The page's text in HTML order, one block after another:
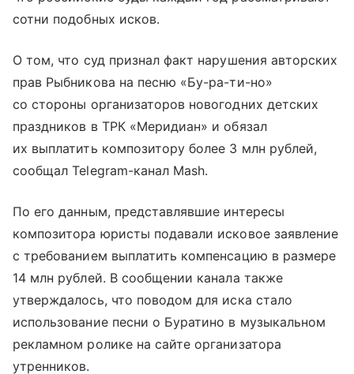
сотни подобных исков.
О том, что суд признал факт нарушения авторских
прав Рыбникова на песню «Бу-ра-ти-но»
со стороны организаторов новогодних детских
праздников в ТРК «Меридиан» и обязал
их выплатить композитору более 3 млн рублей,
сообщал Telegram-канал Mash.
По его данным, представлявшие интересы
композитора юристы подавали исковое заявление
с требованием выплатить компенсацию в размере
14 млн рублей. В сообщении канала также
утверждалось, что поводом для иска стало
использование песни о Буратино в музыкальном
рекламном ролике на сайте организатора
утренников.